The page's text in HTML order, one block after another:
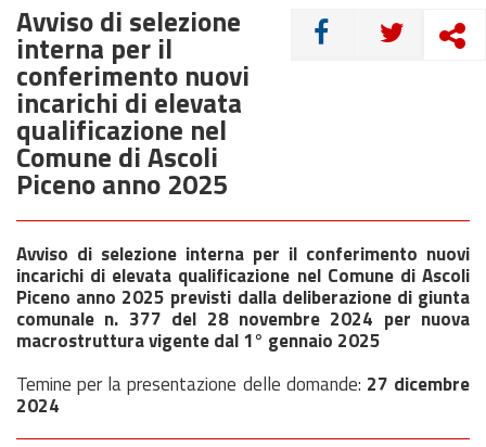
CONDIVIDI
Avviso di selezione
interna per il
conferimento nuovi
incarichi di elevata
qualificazione nel
Comune di Ascoli
Piceno anno 2025
Avviso di selezione interna per il conferimento nuovi
incarichi di elevata qualificazione nel Comune di Ascoli
Piceno anno 2025 previsti dalla deliberazione di giunta
comunale n. 377 del 28 novembre 2024 per nuova
macrostruttura vigente dal 1° gennaio 2025
Temine per la presentazione delle domande: 27 dicembre
2024